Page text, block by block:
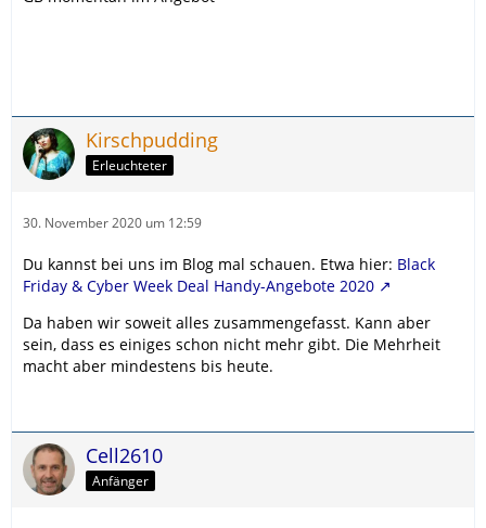
Kirschpudding
Erleuchteter
30. November 2020 um 12:59
Du kannst bei uns im Blog mal schauen. Etwa hier: Black
Friday & Cyber Week Deal Handy-Angebote 2020
Da haben wir soweit alles zusammengefasst. Kann aber
sein, dass es einiges schon nicht mehr gibt. Die Mehrheit
macht aber mindestens bis heute.
Cell2610
Anfänger